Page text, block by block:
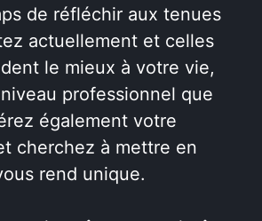
de réfléchir aux tenues
actuellement et celles
le mieux à votre vie,
professionnel que
également votre
cherchez à mettre en
rend unique.